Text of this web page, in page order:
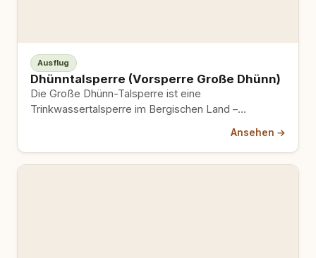
Ausflug
Dhünntalsperre (Vorsperre Große Dhünn)
Die Große Dhünn-Talsperre ist eine
Trinkwassertalsperre im Bergischen Land –
Ansehen →